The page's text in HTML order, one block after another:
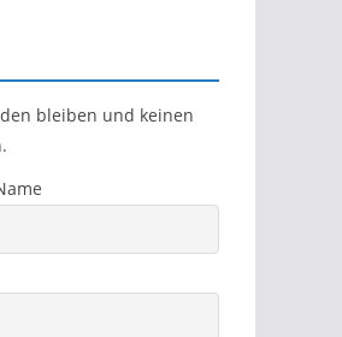
bleiben und keinen